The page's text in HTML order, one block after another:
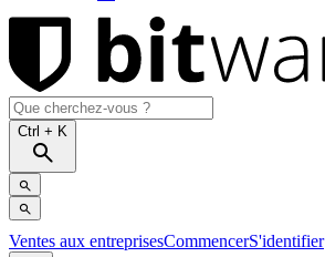
Ctrl + K
Ventes aux entreprisesCommencerS'identifier